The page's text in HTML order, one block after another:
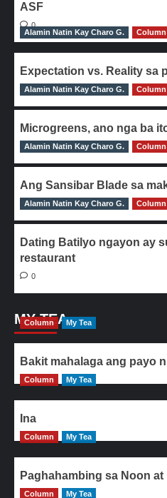
ASF
0
Alamin Natin Kay Charo G.
Column
Expectation vs. Reality sa
0
Alamin Natin Kay Charo G. Column
Microgreens, ano nga ba
0
Alamin Natin Kay Charo G. Column
Ang Sansibar Blade sa
0
Alamin Natin Kay Charo G. Column
Dating Batilyo ngayon ay
restaurant
0
MY TEA
Column My Tea
Bakit mahalaga ang payo
Column My Tea
Ina
Column My Tea
Paghahambing sa Noon at
Column My Tea